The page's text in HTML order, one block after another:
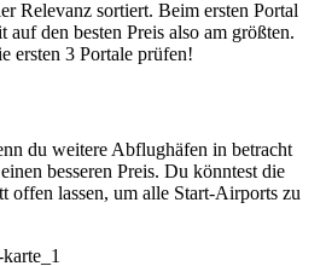
Relevanz sortiert. Beim ersten Portal
den besten Preis also am größten.
ersten 3 Portale prüfen!
du weitere Abflughäfen in betracht
besseren Preis. Du könntest die
offen lassen, um alle Start-Airports zu